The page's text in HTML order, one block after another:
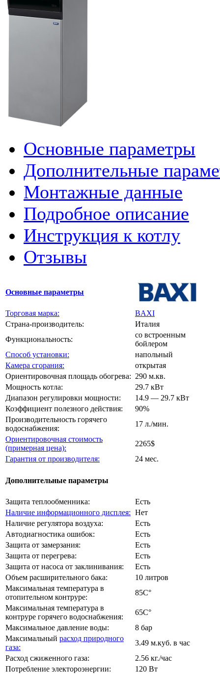
Основные параметры
Дополнительные
Монтажные данные
Подробное описание
Инструкция к котлу
Отзывы
Основные параметры
Торговая марка:
BAXI
Страна-производитель:
Италия
Функциональность:
со встроенным
бойлером
Способ установки:
напольный
Камера сгорания:
открытая
Ориентировочная площадь обогрева: 290 м.кв.
Мощность котла:
29.7 кВт
Диапазон регулировки мощности:
14.9 — 29.7 кВт
Коэффициент полезного действия:
90%
Производительность горячего
водоснабжения:
17 л./мин.
Ориентировочная стоимость
(примерная цена):
2265$
Гарантия от производителя:
24 мес.
Дополнительные параметры
Защита теплообменника:
Есть
Наличие информационного дисплея: Нет
Наличие регулятора воздуха:
Есть
Автодиагностика ошибок:
Есть
Защита от замерзания:
Есть
Защита от перегрева:
Есть
Защита от насоса от заклинивания:
Есть
Объем расширительного бака:
10 литров
Максимальная температура в
отопительном контруре:
85C°
Максимальная температура в
контруре горячего водоснабжения:
65C°
Максимальное давление воды:
8 бар
Максимальный расход природного
газа:
3.49 м.куб. в час
Расход сжиженного газа:
2.56 кг./час
Потребление электороэнергии:
120 Вт